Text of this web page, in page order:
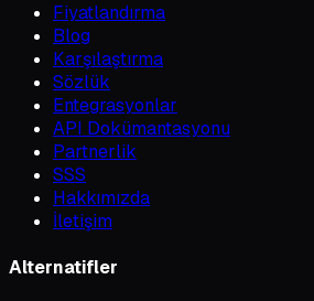
Fiyatlandırma
Blog
Karşılaştırma
Sözlük
Entegrasyonlar
API Dokümantasyonu
Partnerlik
SSS
Hakkımızda
İletişim
Alternatifler